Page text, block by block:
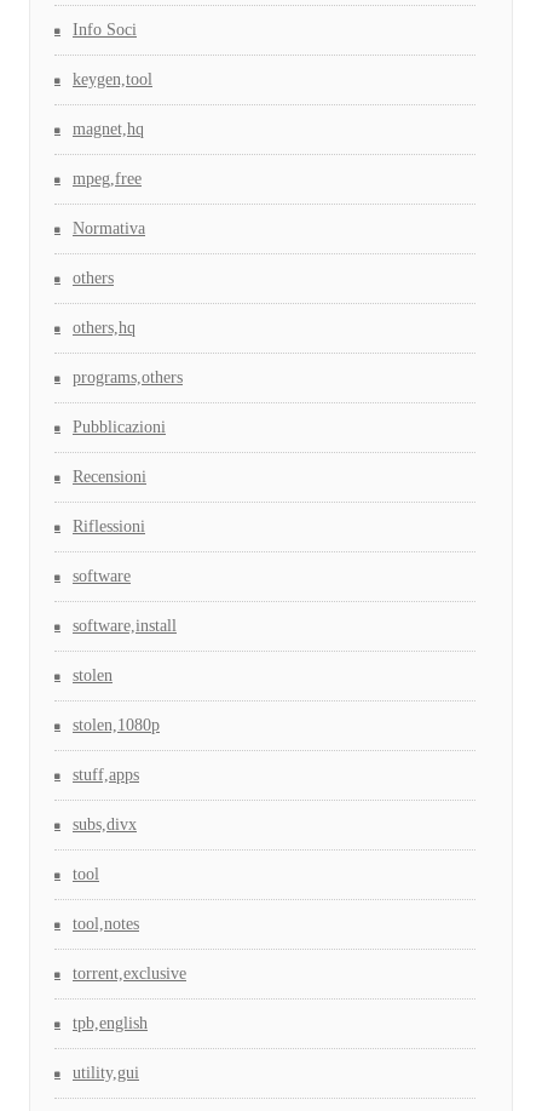
Info Soci
keygen,tool
magnet,hq
mpeg,free
Normativa
others
others,hq
programs,others
Pubblicazioni
Recensioni
Riflessioni
software
software,install
stolen
stolen,1080p
stuff,apps
subs,divx
tool
tool,notes
torrent,exclusive
tpb,english
utility,gui